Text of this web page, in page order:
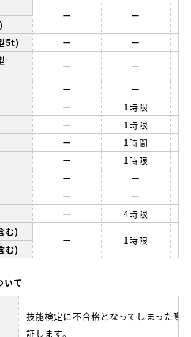
ー ー
5t)
ー ー
ー ー
ー ー
ー 1時限
ー 1時限
ー 1時間
ー 1時限
ー ー
ー ー
ー 4時限
む)
ー 1時限
む)
いて
技能検定に不合格となってしまった際
証します。